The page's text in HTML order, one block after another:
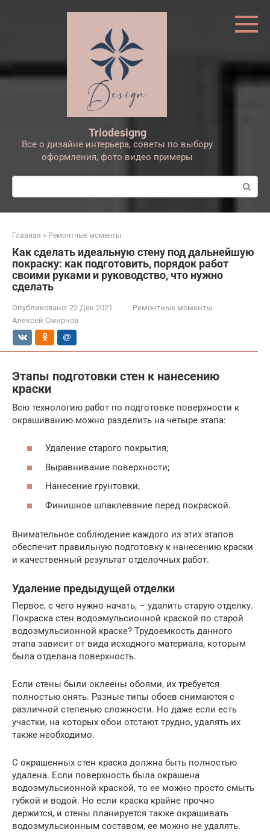
Triodesigng
Все о дизайне интерьера, советы по выбору
оформления, фото видео примеры
Поиск:
Главная » Ремонтные моменты
Как сделать идеальную стену под дальнейшую
покраску: как подготовить, порядок работ
своими руками и руководство, что нужно
сделать
Опубликовано: 22 Дек 2021
Ремонтные моменты
Алексей Смирнов
Этапы подготовки стен к нанесению
краски
Всю технологию работ по подготовке поверхности к
окрашиванию можно разделить на четыре этапа:
Удаление старого покрытия;
Выравнивание поверхности;
Нанесение грунтовки;
Финишное шпаклевание перед покраской.
Внимательное соблюдение каждого из этих этапов
обеспечит правильную подготовку к нанесению краски
и качественный результат отделочных работ.
Удаление предыдущей отделки
Первое, с чего нужно начать, – удалить старую отделку.
Покраска стен водоэмульсионной краской по старой
водоэмульсионной краске? Трудоемкость данного
этапа зависит от вида исходного материала, которым
была отделана поверхность.
Если стены были оклеены обоями, их требуется
полностью снять. Разные типы обоев снимаются с
различной степенью сложности. Но даже если есть
участки, на которых обои отстают трудно, удалять их
также необходимо.
С окрашенных стен краска должна быть полностью
удалена. Если поверхность была окрашена
водоэмульсионной краской, то ее можно просто смыть
губкой и водой. Но если краска крайне прочно
держится, и стены планируется также окрашивать
водоэмульсионным составом, ее можно не удалять.